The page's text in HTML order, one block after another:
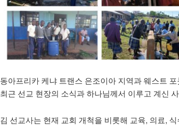
동아프리카 케냐 트랜스 은조이아 지역과 웨스트
최근 선교 현장의 소식과 하나님께서 이루고 계신
김 선교사는 현재 교회 개척을 비롯해 교육, 의료,